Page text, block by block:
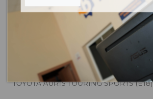
TOYOTA AURIS TOURING SPORTS (E18)